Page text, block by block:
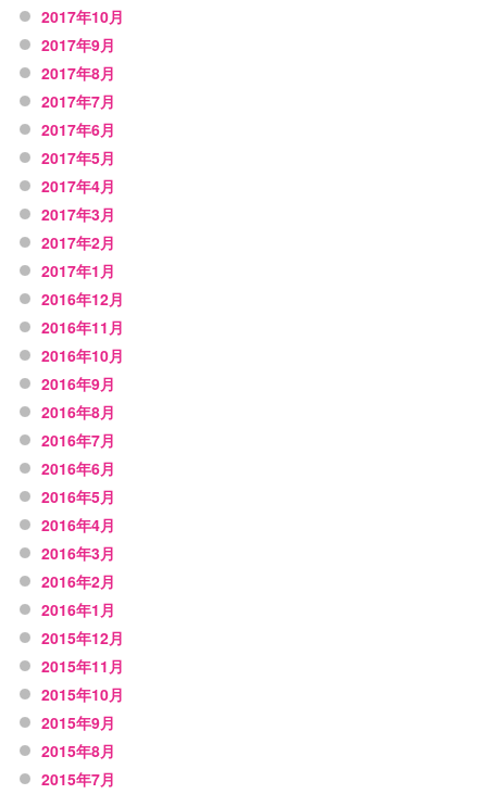
2017年10月
2017年9月
2017年8月
2017年7月
2017年6月
2017年5月
2017年4月
2017年3月
2017年2月
2017年1月
2016年12月
2016年11月
2016年10月
2016年9月
2016年8月
2016年7月
2016年6月
2016年5月
2016年4月
2016年3月
2016年2月
2016年1月
2015年12月
2015年11月
2015年10月
2015年9月
2015年8月
2015年7月